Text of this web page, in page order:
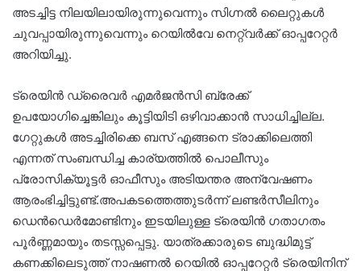
അടച്ചിട്ട നിലയിലായിരുന്നുവെന്നും സിഗ്നൽ ലൈറ്റുകൾ
ചുവപ്പായിരുന്നുവെന്നും റെയിൽവേ നെറ്റ്‌വർക്ക് ഓപ്പറേറ്റർ
അറിയിച്ചു.
ട്രെയിൻ ഡ്രൈവർ എമർജൻസി ബ്രേക്ക്
ഉപയോഗിച്ചെങ്കിലും കൂട്ടിയിടി ഒഴിവാക്കാൻ സാധിച്ചില്ല.
ഗേറ്റുകൾ അടച്ചിരിക്കെ ബസ് എങ്ങനെ ട്രാക്കിലെത്തി
എന്നത് സംബന്ധിച്ച കാര്യത്തിൽ പൊലീസും
പ്രോസിക്യൂട്ടർ ഓഫീസും അടിയന്തര അന്വേഷണം
ആരംഭിച്ചിട്ടുണ്ട്.അപകടത്തെത്തുടർന്ന് ലണ്ടർസീലിനും
ഡെൻഡെർമോണ്ടിനും ഇടയിലുള്ള ട്രെയിൻ ഗതാഗതം
പൂർണ്ണമായും തടസ്സപ്പെട്ടു. യാത്രക്കാരുടെ ബുദ്ധിമുട്ട്
കണക്കിലെടുത്ത് നാഷണൽ റെയിൽ ഓപ്പറേറ്റർ ട്രെയിനിന്